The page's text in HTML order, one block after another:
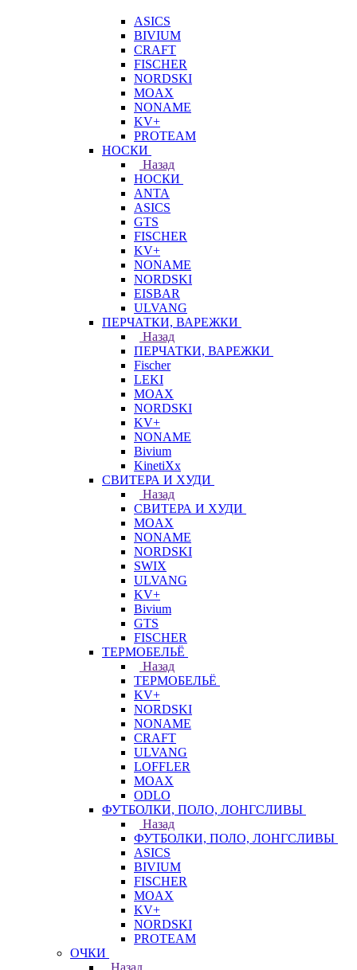
ASICS
BIVIUM
CRAFT
FISCHER
NORDSKI
MOAX
NONAME
KV+
PROTEAM
НОСКИ
Назад
НОСКИ
ANTA
ASICS
GTS
FISCHER
KV+
NONAME
NORDSKI
EISBAR
ULVANG
ПЕРЧАТКИ, ВАРЕЖКИ
Назад
ПЕРЧАТКИ, ВАРЕЖКИ
Fischer
LEKI
MOAX
NORDSKI
KV+
NONAME
Bivium
KinetiXx
СВИТЕРА И ХУДИ
Назад
СВИТЕРА И ХУДИ
MOAX
NONAME
NORDSKI
SWIX
ULVANG
KV+
Bivium
GTS
FISCHER
ТЕРМОБЕЛЬЁ
Назад
ТЕРМОБЕЛЬЁ
KV+
NORDSKI
NONAME
CRAFT
ULVANG
LOFFLER
MOAX
ODLO
ФУТБОЛКИ, ПОЛО, ЛОНГСЛИВЫ
Назад
ФУТБОЛКИ, ПОЛО, ЛОНГСЛИВЫ
ASICS
BIVIUM
FISCHER
MOAX
KV+
NORDSKI
PROTEAM
ОЧКИ
Назад